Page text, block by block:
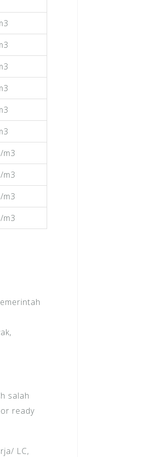
m3
m3
m3
m3
salah
ready
LC,